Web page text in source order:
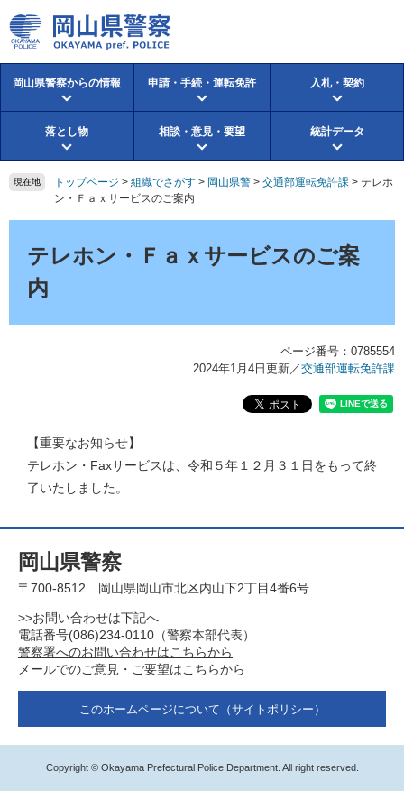
ー
ジ
の
ニ
ュ
ー
て
本
へ
岡山県警察からの情報 申請・手続・運転免許 入札・契約
落とし物 相談・意見・要望 統計データ
現在地 トップページ > 組織でさがす > 岡山県警 > 交通部運転免許課 > テレホ
ン・Ｆａｘサービスのご案内
テレホン・Ｆａｘサービスのご案
内
ページ番号：0785554
2024年1月4日更新 ／交通部運転免許課
【重要なお知らせ】
テレホン・Faxサービスは、令和５年１２月３１日をもって終
了いたしました。
岡山県警察
〒700-8512 岡山県岡山市北区内山下2丁目4番6号
>>お問い合わせは下記へ
電話番号(086)234-0110（警察本部代表）
警察署へのお問い合わせはこちらから
メールでのご意見・ご要望はこちらから
このホームページについて （サイトポリシー）
Copyright © Okayama Prefectural Police Department. All right reserved.